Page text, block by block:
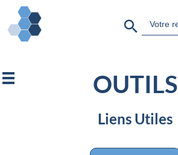
for:
OUTILS
Liens Utiles